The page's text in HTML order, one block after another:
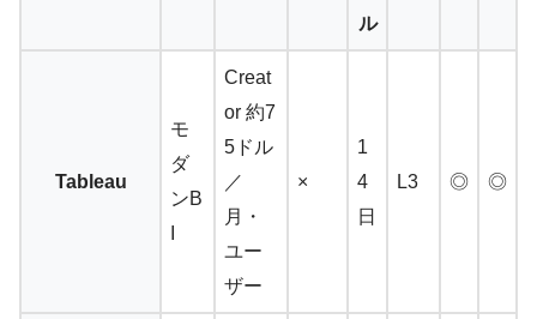
ル
Tableau
モ
ダ
ンB
Creat
or 約7
5ドル
／
月・
ユー
ザー
×
1
4
日
L3 ◎ ◎